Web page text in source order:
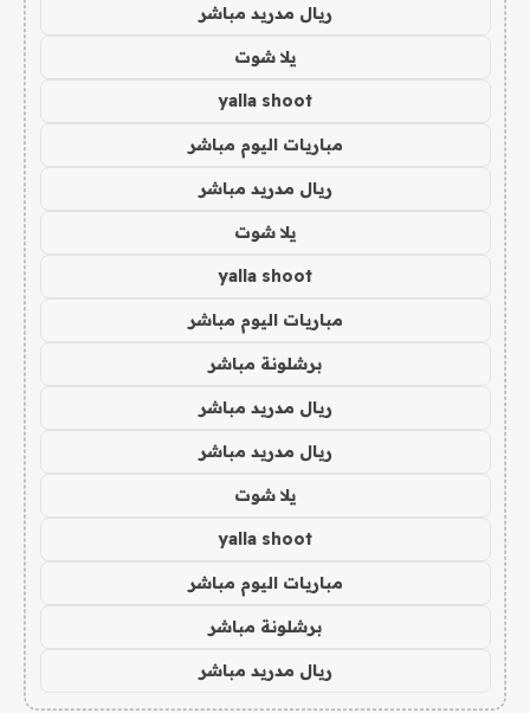
ريال مدريد مباشر
يلا شوت
yalla shoot
مباريات اليوم مباشر
ريال مدريد مباشر
يلا شوت
yalla shoot
مباريات اليوم مباشر
برشلونة مباشر
ريال مدريد مباشر
ريال مدريد مباشر
يلا شوت
yalla shoot
مباريات اليوم مباشر
برشلونة مباشر
ريال مدريد مباشر